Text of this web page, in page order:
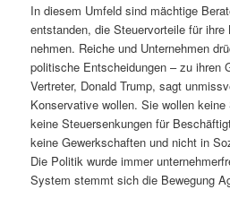
In diesem Umfeld sind mächtige
entstanden, die Steuervorteile für
nehmen. Reiche und Unternehmen
politische Entscheidungen – zu ihren
Vertreter, Donald Trump, sagt
Konservative wollen. Sie wollen
keine Steuersenkungen für
keine Gewerkschaften und nicht in
Die Politik wurde immer
System stemmt sich die Bewegung